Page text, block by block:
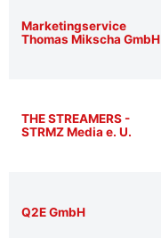
Marketingservice
Thomas Mikscha GmbH
THE STREAMERS -
STRMZ Media e. U.
Q2E GmbH